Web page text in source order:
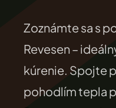
FILEXO
Kontakt
Zoznámte sa s
Revesen –
kúrenie. Spojte
pohodlím tepla